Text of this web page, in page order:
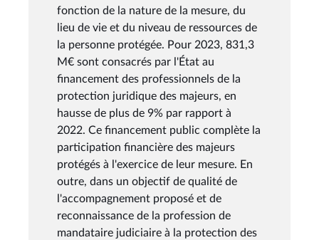
fonction de la nature de la mesure, du
lieu de vie et du niveau de ressources de
la personne protégée. Pour 2023, 831,3
M€ sont consacrés par l'État au
financement des professionnels de la
protection juridique des majeurs, en
hausse de plus de 9% par rapport à
2022. Ce financement public complète la
participation financière des majeurs
protégés à l'exercice de leur mesure. En
outre, dans un objectif de qualité de
l'accompagnement proposé et de
reconnaissance de la profession de
mandataire judiciaire à la protection des